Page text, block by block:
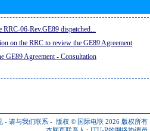
06-Rev.GE89 dispatched...
on the RRC to review the GE89 Agreement
GE89 Agreement - Consultation
- 请与我们联系 - 版权 © 国际电联 2026 版权所有